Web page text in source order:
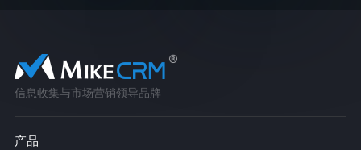
信息收集与市场营销领导品牌
产品